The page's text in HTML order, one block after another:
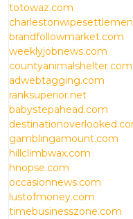
totowaz.com
brandfollowmarket.com
weeklyjobnews.com
countyanimalshelter.com
adwebtagging.com
ranksuperior.net
babystepahead.com
gamblingamount.com
hillclimbwax.com
hnopse.com
occasionnews.com
lustofmoney.com
timebusinesszone.com